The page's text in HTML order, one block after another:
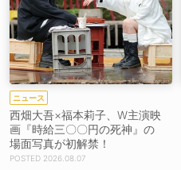
ニュース
西畑大吾×福本莉子、W主演映
画『時給三〇〇円の死神』の
場面写真が初解禁！
2026.08.07